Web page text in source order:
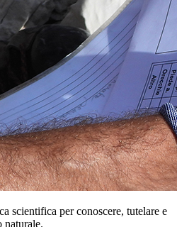
scientifica per conoscere, tutelare e
naturale.